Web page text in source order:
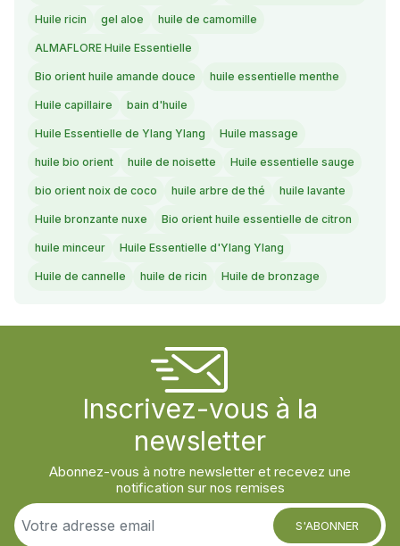
Huile ricin gel aloe huile de camomille
ALMAFLORE Huile Essentielle
Bio orient huile amande douce huile essentielle menthe
Huile capillaire bain d'huile
Huile Essentielle de Ylang Ylang Huile massage
huile bio orient huile de noisette Huile essentielle sauge
bio orient noix de coco huile arbre de thé huile lavante
Huile bronzante nuxe Bio orient huile essentielle de citron
huile minceur Huile Essentielle d'Ylang Ylang
Huile de cannelle huile de ricin Huile de bronzage
Inscrivez-vous à la
newsletter
Abonnez-vous à notre newsletter et recevez une
notification sur nos remises
S'ABONNER